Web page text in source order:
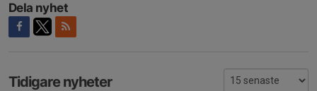
Dela nyhet
Tidigare nyheter